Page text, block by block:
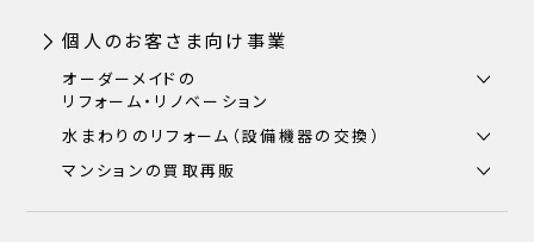
個人のお客さま向け事業
オーダーメイドの
リフォーム・リノベーション
水まわりのリフォーム（設備機器の交換）
マンションの買取再販